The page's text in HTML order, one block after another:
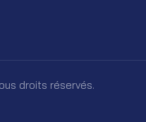
droits réservés.